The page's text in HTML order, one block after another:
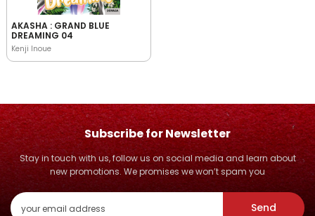
AKASHA : GRAND BLUE
DREAMING 04
Kenji Inoue
Subscribe for Newsletter
Stay in touch with us, follow us on social media and learn about
new promotions. We promises we won’t spam you
Send